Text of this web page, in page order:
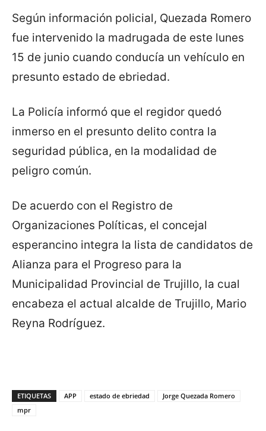
Según información policial, Quezada Romero
fue intervenido la madrugada de este lunes
15 de junio cuando conducía un vehículo en
presunto estado de ebriedad.
La Policía informó que el regidor quedó
inmerso en el presunto delito contra la
seguridad pública, en la modalidad de
peligro común.
De acuerdo con el Registro de
Organizaciones Políticas, el concejal
esperancino integra la lista de candidatos de
Alianza para el Progreso para la
Municipalidad Provincial de Trujillo, la cual
encabeza el actual alcalde de Trujillo, Mario
Reyna Rodríguez.
ETIQUETAS APP estado de ebriedad
Jorge Quezada Romero
mpr